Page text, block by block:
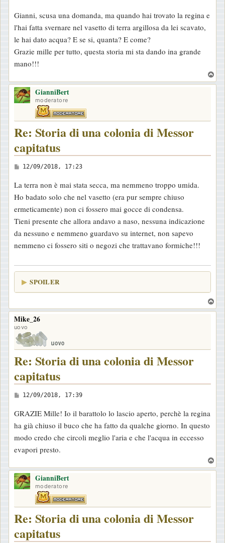
s
s
a
g
g
i
o
Gianni, scusa una domanda, ma quando hai trovato la regina e
l'hai fatta svernare nel vasetto di terra argillosa da lei scavato,
le hai dato acqua? E se si, quanta? E come?
Grazie mille per tutto, questa storia mi sta dando ina grande
mano!!!
o
GianniBert
moderatore
Re: Storia di una colonia di Messor
capitatus
M
s
s
a
g
g
i
12/09/2018, 17:23
La terra non è mai stata secca, ma nemmeno troppo umida.
Ho badato solo che nel vasetto (era pur sempre chiuso
ermeticamente) non ci fossero mai gocce di condensa.
Tieni presente che allora andavo a naso, nessuna indicazione
da nessuno e nemmeno guardavo su internet, non sapevo
nemmeno ci fossero siti o negozi che trattavano formiche!!!
SPOILER
o
Mike_26
uovo
Re: Storia di una colonia di Messor
capitatus
M
s
s
a
g
g
i
o
12/09/2018, 17:39
GRAZIE Mille! Io il barattolo lo lascio aperto, perchè la regina
ha già chiuso il buco che ha fatto da qualche giorno. In questo
modo credo che circoli meglio l'aria e che l'acqua in eccesso
evapori presto.
o
GianniBert
moderatore
Re: Storia di una colonia di Messor
capitatus